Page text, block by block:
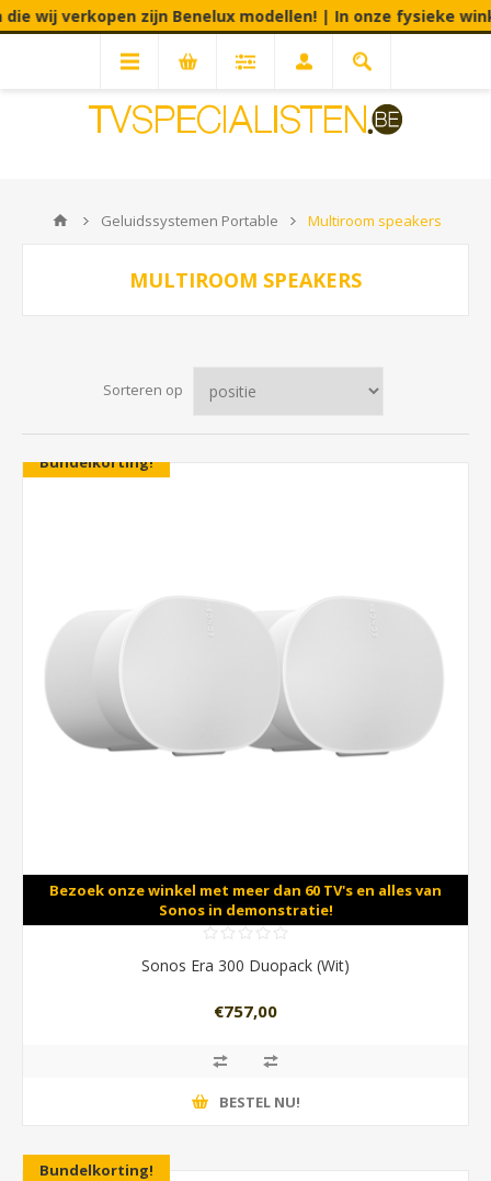
zijn Benelux modellen! | In onze fysieke winkel
Geluidssystemen Portable Multiroom speakers
MULTIROOM SPEAKERS
Sorteren op
Bundelkorting!
Bezoek onze winkel met meer dan 60 TV's en alles van
Sonos in demonstratie!
Sonos Era 300 Duopack (Wit)
€757,00
BESTEL NU!
Bundelkorting!